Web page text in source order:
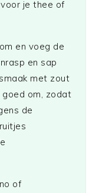
je thee of
en voeg de
en sap
met zout
om, zodat
de
of